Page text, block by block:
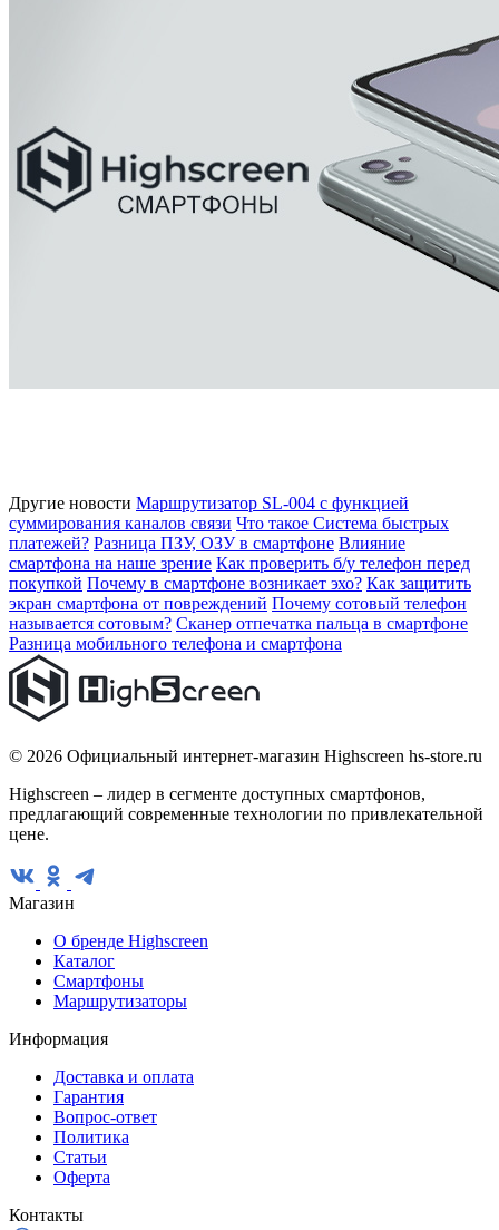
Другие новости Маршрутизатор SL-004 с функцией
суммирования каналов связи Что такое Система быстрых
платежей? Разница ПЗУ, ОЗУ в смартфоне Влияние
смартфона на наше зрение Как проверить б/у телефон перед
покупкой Почему в смартфоне возникает эхо? Как защитить
экран смартфона от повреждений Почему сотовый телефон
называется сотовым? Сканер отпечатка пальца в смартфоне
Разница мобильного телефона и смартфона
© 2026 Официальный интернет-магазин Highscreen hs-store.ru
Highscreen – лидер в сегменте доступных смартфонов,
предлагающий современные технологии по привлекательной
цене.
Магазин
О бренде Highscreen
Каталог
Смартфоны
Маршрутизаторы
Информация
Доставка и оплата
Гарантия
Вопрос-ответ
Политика
Статьи
Оферта
Контакты